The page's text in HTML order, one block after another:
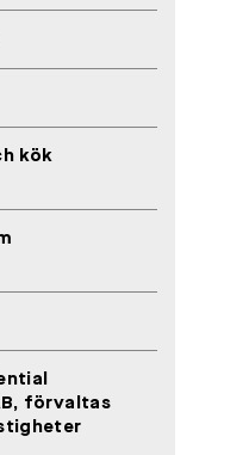
kök
förvaltas